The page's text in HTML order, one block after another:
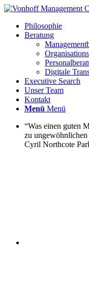
Philosophie
Beratung
Digitale
Executive Search
Unser Team
Kontakt
Menü Menü
“Was einen guten
zu ungewöhnlichen
Cyril Northcote